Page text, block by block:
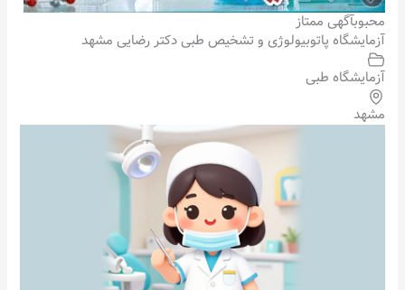
محبوبآگهی ممتاز
آزمایشگاه پاتوبیولوژی و تشخیص طبی دکتر رضایی مشهد
آزمایشگاه طبی
مشهد